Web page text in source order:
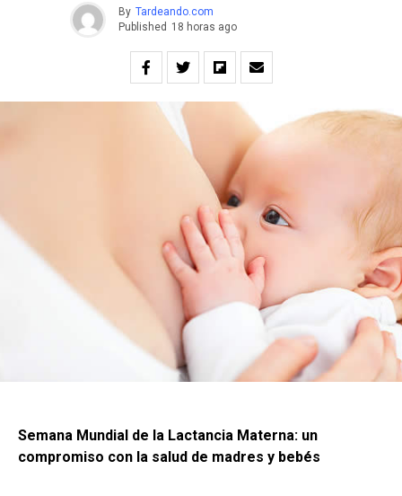
By Tardeando.com
Published 18 horas ago
Semana Mundial de la Lactancia Materna: un
compromiso con la salud de madres y bebés